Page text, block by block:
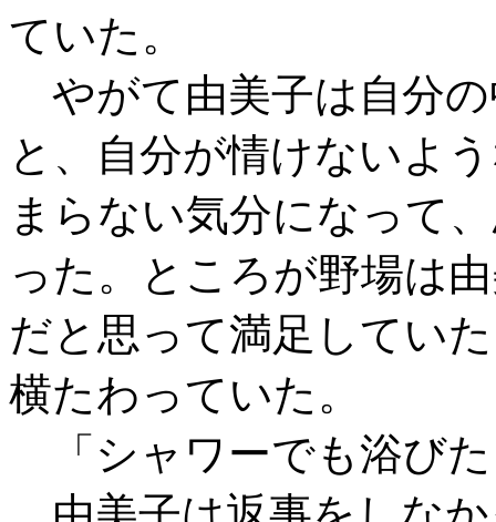
ていた。
やがて由美子は自分
と、自分が情けないよ
まらない気分になって
った。ところが野場は
だと思って満足してい
横たわっていた。
「シャワーでも浴び